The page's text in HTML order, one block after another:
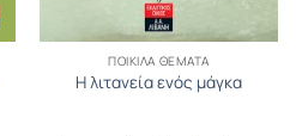
ΠΟΙΚΊΛΑ ΘΈΜΑΤΑ
Η λιτανεία ενός μάγκα